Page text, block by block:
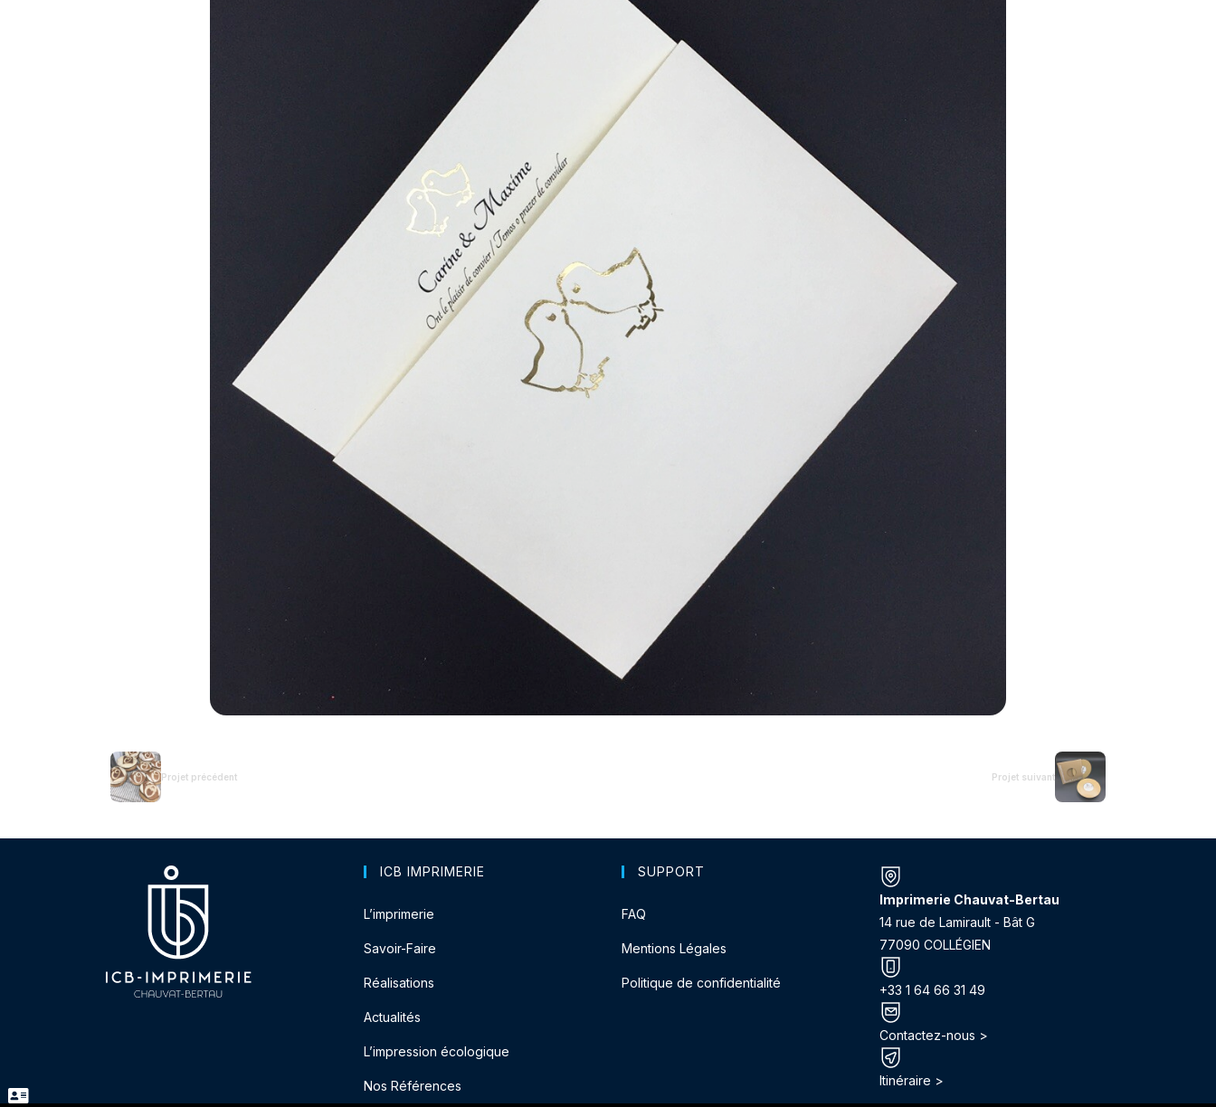
Projet précédent Projet suivant
ICB IMPRIMERIE
L’imprimerie
Savoir-Faire
Réalisations
Actualités
L’impression écologique
Nos Références
SUPPORT
FAQ
Mentions Légales
Politique de confidentialité
Imprimerie Chauvat-Bertau
14 rue de Lamirault - Bât G
77090 COLLÉGIEN
+33 1 64 66 31 49
Contactez-nous >
Itinéraire >